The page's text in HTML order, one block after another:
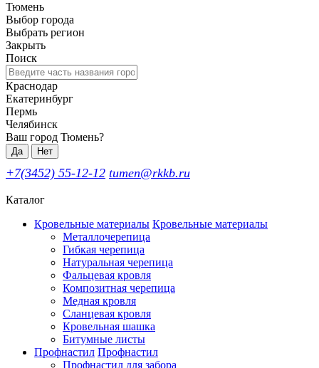
Тюмень
Выбор города
Выбрать регион
Закрыть
Поиск
Краснодар
Екатеринбург
Пермь
Челябинск
Ваш город Тюмень?
Да Нет
+7(3452) 55-12-12 tumen@rkkb.ru
Каталог
Кровельные материалы Кровельные материалы
Металлочерепица
Гибкая черепица
Натуральная черепица
Фальцевая кровля
Композитная черепица
Медная кровля
Сланцевая кровля
Кровельная шашка
Битумные листы
Профнастил Профнастил
Профнастил для забора